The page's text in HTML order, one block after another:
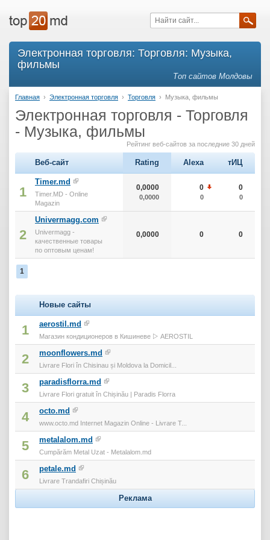
Электронная торговля: Торговля: Музыка,
фильмы
Топ сайтов Молдовы
Главная › Электронная торговля › Торговля › Музыка, фильмы
Электронная торговля - Торговля
- Музыка, фильмы
Рейтинг веб-сайтов за последние 30 дней
Веб-сайт Rating Alexa тИЦ
1
Timer.md
Timer.MD - Online
Magazin
0,0000
0,0000
0
0
0
0
2
Univermagg.com
Univermagg -
качественные товары
по оптовым ценам!
0,0000 0 0
1
Новые сайты
1 aerostil.md
Магазин кондиционеров в Кишиневе ▷ AEROSTIL
2 moonflowers.md
Livrare Flori în Chisinau și Moldova la Domicil...
3 paradisflorra.md
Livrare Flori gratuit în Chișinău | Paradis Florra
4 octo.md
www.octo.md Internet Magazin Online - Livrare T...
5 metalalom.md
Cumpărăm Metal Uzat - Metalalom.md
6 petale.md
Livrare Trandafiri Chișinău
Реклама